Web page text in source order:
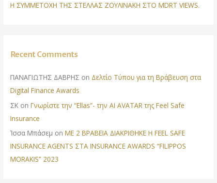
Η ΣΥΜΜΕΤΟΧΗ ΤΗΣ ΣΤΕΛΛΑΣ ΖΟΥΛΙΝΑΚΗ ΣΤΟ MDRT VIEWS.
Recent Comments
ΠΑΝΑΓΙΩΤΗΣ ΔΑΒΡΗΣ on Δελτίο Τύπου για τη Βράβευση στα
Digital Finance Awards
ΣΚ onΓνωρίστε την “Ellas”- την AI AVATAR της Feel Safe
Insurance
Ίσσα Μπάσεμ onΜΕ 2 ΒΡΑΒΕΙΑ ΔΙΑΚΡΙΘΗΚΕ Η FEEL SAFE
INSURANCE AGENTS ΣΤΑ INSURANCE AWARDS “FILIPPOS
MORAKIS” 2023